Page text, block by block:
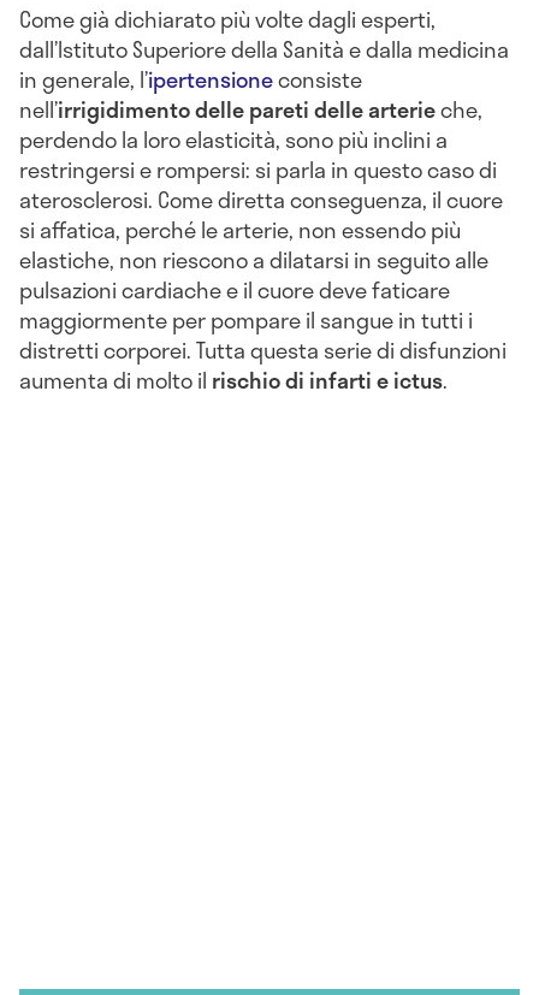
Come già dichiarato più volte dagli esperti,
dall’Istituto Superiore della Sanità e dalla medicina
in generale, l’ipertensioneconsiste
nell’irrigidimento delle pareti delle arterieche,
perdendo la loro elasticità, sono più inclini a
restringersi e rompersi: si parla in questo caso di
aterosclerosi. Come diretta conseguenza, il cuore
si affatica, perché le arterie, non essendo più
elastiche, non riescono a dilatarsi in seguito alle
pulsazioni cardiache e il cuore deve faticare
maggiormente per pompare il sangue in tutti i
distretti corporei. Tutta questa serie di disfunzioni
aumenta di molto il rischio di infarti e ictus.